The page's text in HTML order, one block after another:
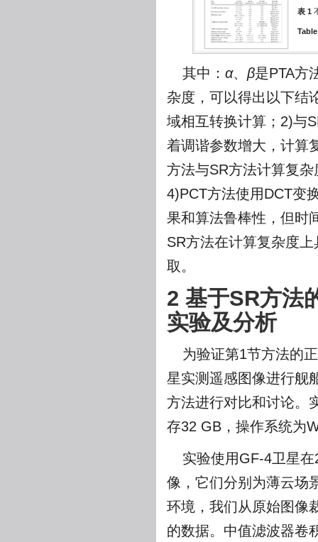
表 1
其中： α、 β是PTA方
杂度，可以得出以下结
域相互转换计算；2)与
着调谐参数增大，计算
方法与SR方法计算复
4)PCT方法使用DCT变
果和算法鲁棒性，但时
SR方法在计算复杂度
取。
2 基于SR方法
实验及分析
为验证第1节方法的
星实测遥感图像进行舰
方法进行对比和讨论。
存32 GB，操作系统为
实验使用GF-4卫星
像，它们分别为薄云场
环境，我们从原始图像
的数据。中值滤波器卷